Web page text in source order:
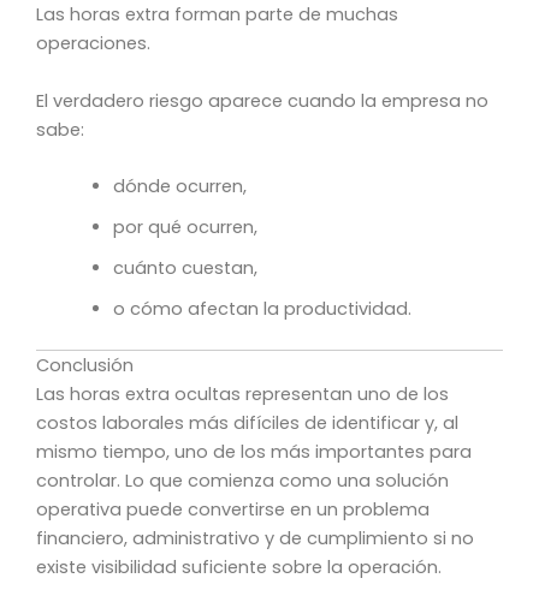
Las horas extra forman parte de muchas
operaciones.
El verdadero riesgo aparece cuando la empresa no
sabe:
dónde ocurren,
por qué ocurren,
cuánto cuestan,
o cómo afectan la productividad.
Conclusión
Las horas extra ocultas representan uno de los
costos laborales más difíciles de identificar y, al
mismo tiempo, uno de los más importantes para
controlar. Lo que comienza como una solución
operativa puede convertirse en un problema
financiero, administrativo y de cumplimiento si no
existe visibilidad suficiente sobre la operación.